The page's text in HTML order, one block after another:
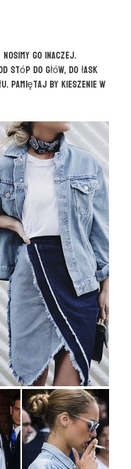
go inaczej.
stóp do głów, do łask
Pamiętaj by kieszenie w